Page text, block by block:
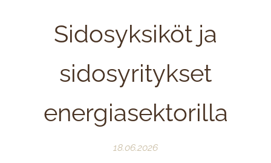
Sidosyksiköt ja
sidosyritykset
energiasektorilla
18.06.2026